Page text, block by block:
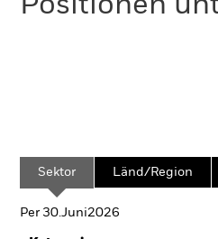
Sektor Länd/Region
Per 30.Juni2026